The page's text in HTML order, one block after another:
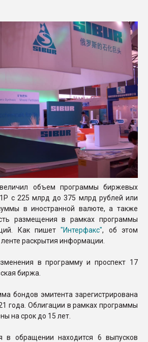
ПЕРЕЙТИ НА
объем программы биржевых
с 225 млрд до 375 млрд рублей или
в иностранной валюте, а также
размещения в рамках программы
Как пишет"Интерфакс", об этом
раскрытия информации.
в программу и проспект 17
биржа.
бондов эмитента зарегистрирована
года. Облигации в рамках программы
на срок до 15 лет.
в обращении находится 6 выпусков